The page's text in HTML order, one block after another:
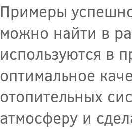
Примеры
можно найти в
используются в
оптимальное
отопительных
атмосферу и